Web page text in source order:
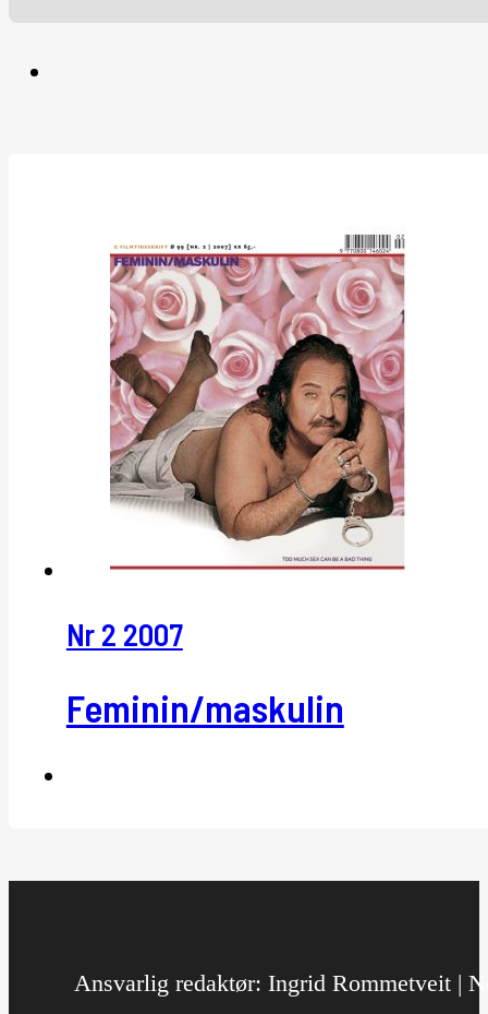
Nr 2 2007
Feminin/maskulin
Ansvarlig redaktør: Ingrid Rommetveit |